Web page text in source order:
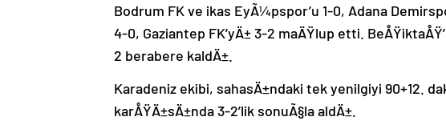
Bodrum FK ve ikas EyÃ¼pspor’u 1-0, Adana
4-0, Gaziantep FK’yÄ± 3-2 maÄŸlup etti.
2 berabere kaldÄ±.
Karadeniz ekibi, sahasÄ±ndaki tek yenilgiyi 90+12.
karÅŸÄ±sÄ±nda 3-2’lik sonuÃ§la aldÄ±.